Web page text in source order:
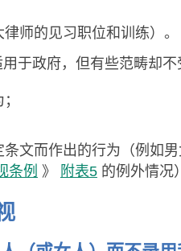
师的见习职位和训练）。
于政府，但有些范畴却不
文而作出的行为（例如
条例 》 附表5的例外情况